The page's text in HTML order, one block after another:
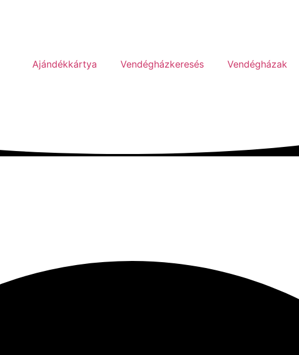
Ajándékkártya Vendégházkeresés Vendégházak